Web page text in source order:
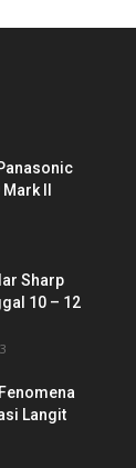
II
Sharp
10 – 12
Langit